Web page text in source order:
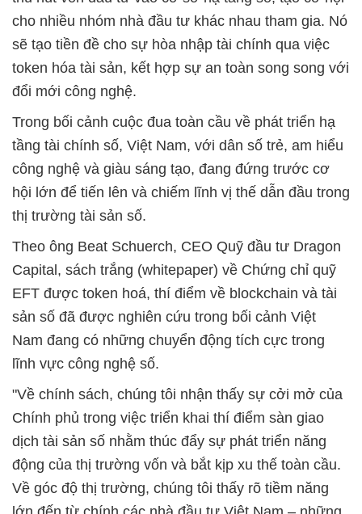
cho nhiều nhóm nhà đầu tư khác nhau tham gia. Nó
sẽ tạo tiền đề cho sự hòa nhập tài chính qua việc
token hóa tài sản, kết hợp sự an toàn song song với
đổi mới công nghệ.
Trong bối cảnh cuộc đua toàn cầu về phát triển hạ
tầng tài chính số, Việt Nam, với dân số trẻ, am hiểu
công nghệ và giàu sáng tạo, đang đứng trước cơ
hội lớn để tiến lên và chiếm lĩnh vị thế dẫn đầu trong
thị trường tài sản số.
Theo ông Beat Schuerch, CEO Quỹ đầu tư Dragon
Capital, sách trắng (whitepaper) về Chứng chỉ quỹ
EFT được token hoá, thí điểm về blockchain và tài
sản số đã được nghiên cứu trong bối cảnh Việt
Nam đang có những chuyển động tích cực trong
lĩnh vực công nghệ số.
"Về chính sách, chúng tôi nhận thấy sự cởi mở của
Chính phủ trong việc triển khai thí điểm sàn giao
dịch tài sản số nhằm thúc đẩy sự phát triển năng
động của thị trường vốn và bắt kịp xu thế toàn cầu.
Về góc độ thị trường, chúng tôi thấy rõ tiềm năng